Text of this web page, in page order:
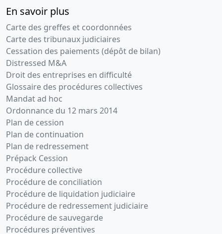
En savoir plus
Carte des greffes et coordonnées
Carte des tribunaux judiciaires
Cessation des paiements (dépôt de bilan)
Distressed M&A
Droit des entreprises en difficulté
Glossaire des procédures collectives
Mandat ad hoc
Ordonnance du 12 mars 2014
Plan de cession
Plan de continuation
Plan de redressement
Prépack Cession
Procédure collective
Procédure de conciliation
Procédure de liquidation judiciaire
Procédure de redressement judiciaire
Procédure de sauvegarde
Procédures préventives